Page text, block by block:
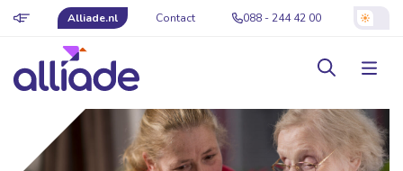
Alliade.nl Contact 088 - 244 42 00